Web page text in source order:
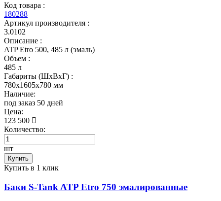
Код товара :
180288
Артикул производителя :
3.0102
Описание :
ATP Etro 500, 485 л (эмаль)
Объем :
485 л
Габариты (ШxВxГ) :
780x1605x780 мм
Наличие:
под заказ 50 дней
Цена:
123 500
Количество:
шт
Купить
Купить в 1 клик
Баки S-Tank ATP Etro 750 эмалированные